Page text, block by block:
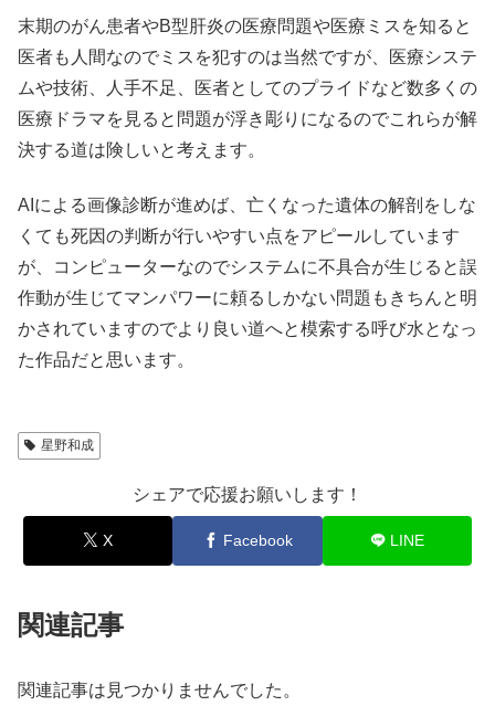
末期のがん患者やB型肝炎の医療問題や医療ミスを知ると
医者も人間なのでミスを犯すのは当然ですが、医療システ
ムや技術、人手不足、医者としてのプライドなど数多くの
医療ドラマを見ると問題が浮き彫りになるのでこれらが解
決する道は険しいと考えます。
AIによる画像診断が進めば、亡くなった遺体の解剖をしな
くても死因の判断が行いやすい点をアピールしています
が、コンピューターなのでシステムに不具合が生じると誤
作動が生じてマンパワーに頼るしかない問題もきちんと明
かされていますのでより良い道へと模索する呼び水となっ
た作品だと思います。
星野和成
シェアで応援お願いします！
X Facebook LINE
関連記事
関連記事は見つかりませんでした。